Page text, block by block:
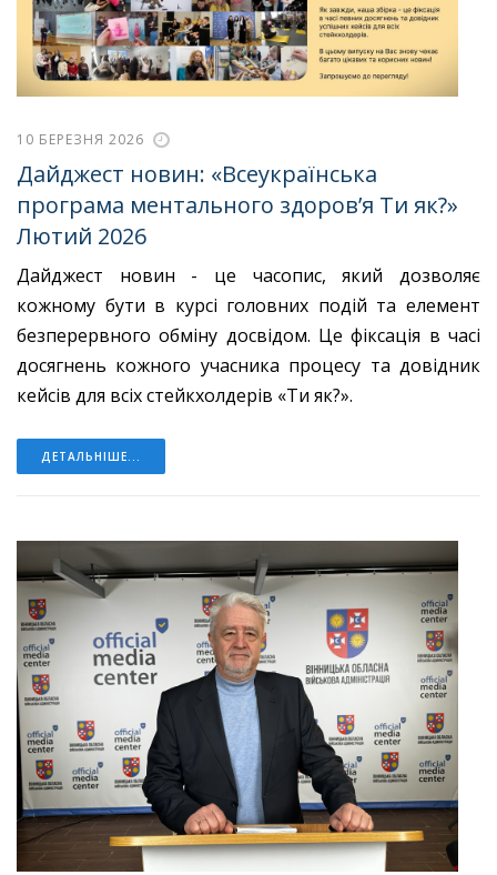
10 БЕРЕЗНЯ 2026
Дайджест новин: «Всеукраїнська
програма ментального здоров’я Ти як?»
Лютий 2026
Дайджест новин - це часопис, який дозволяє
кожному бути в курсі головних подій та елемент
безперервного обміну досвідом. Це фіксація в часі
досягнень кожного учасника процесу та довідник
кейсів для всіх стейкхолдерів «Ти як?».
ДЕТАЛЬНІШЕ...